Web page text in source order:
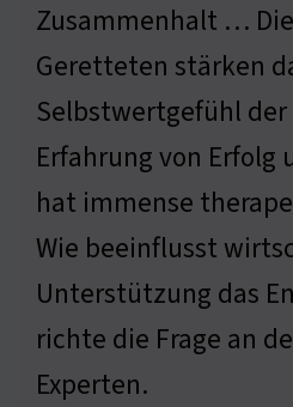
Zusammenhalt …
Geretteten stärken
Selbstwertgefühl der
Erfahrung von Erfolg
hat immense
Wie beeinflusst
Unterstützung das
richte die Frage an
Experten.